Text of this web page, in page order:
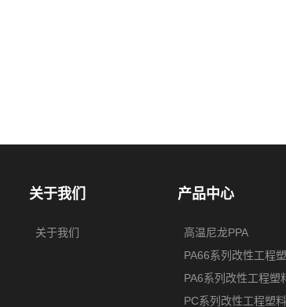
关于我们
关于我们
产品中心
高温尼龙PPA
PA66系列改性工程
PA6系列改性工程塑
PC系列改性工程塑料